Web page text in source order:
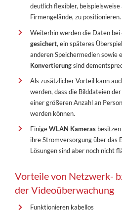
deutlich flexibler,
Firmengelände, zu positionieren.
Weiterhin werden die Daten
gesichert, ein späteres
anderen Speichermedien sowie
Konvertierungsind
Als zusätzlicher Vorteil kann
werden, dass die Bilddateien
einer größeren Anzahl an
werden können.
EinigeWLAN Kameras
ihre Stromversorgung über das
Lösungen sind aber noch nicht
Vorteile von Netzwerk-
der Videoüberwachung
Funktionieren kabellos